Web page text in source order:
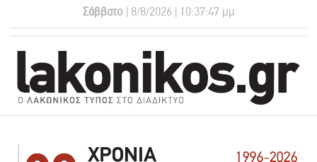
Σάββατο| 8/8/2026 | 10:37:47 μμ